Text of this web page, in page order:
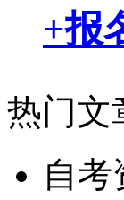
+报
热门文
自考